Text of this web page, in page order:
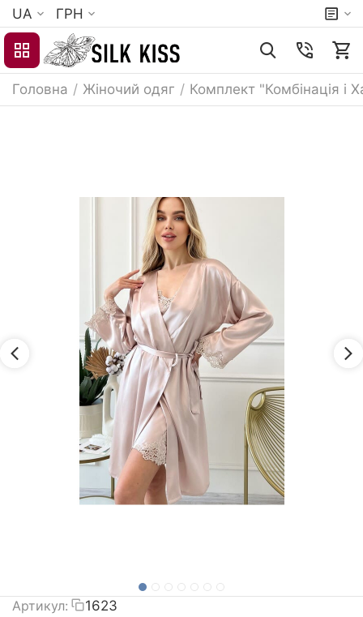
UA ГРН
Головна / Жіночий одяг / Комплект "Комбінація і
Артикул: 1623